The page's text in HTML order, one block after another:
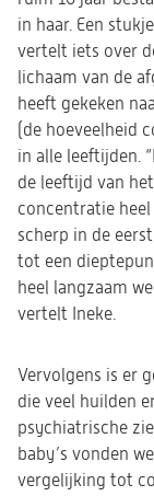
in haar. Een
vertelt iets over
lichaam van de
heeft gekeken
(de hoeveelheid
in alle leeftijden.
de leeftijd van
concentratie
scherp in de
tot een
heel langzaam
vertelt Ineke.
Vervolgens is er
die veel huilden
psychiatrische
baby’s vonden
vergelijking tot